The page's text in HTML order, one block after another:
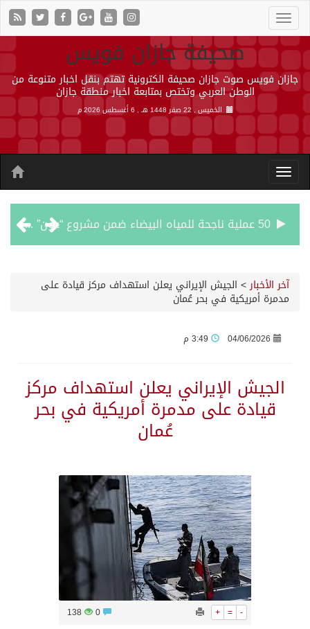
صحيفة جازان فويس
جازان فويس صوت جازان صحيفة الكترونية تهتم بنقل اخبار متنوعة من
الوطن العربي وتختص بمتابعة اخبار منطقة جازان
الخميس , 22 صفر 1448 هـ , 6 أغسطس 2026 م
50 عملية ناجحة للمياه البيضاء ضمن مشروع “عون” في جازان
آخر الأخبار> الجيش الإيراني يعلن استهداف مركز قيادة على
مدمرة أمريكية في بحر عُمان
04/06/2026
الجيش الإيراني يعلن استهداف مركز
قيادة على مدمرة أمريكية في بحر
عُمان
+ = -
138